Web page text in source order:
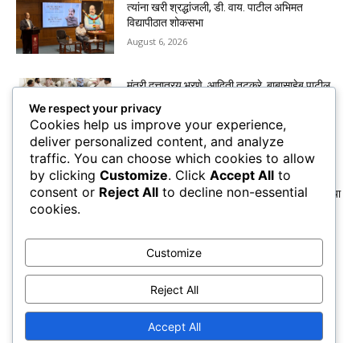
त्यांना खरी श्रद्धांजली, डी. वाय. पाटील अभिमत
विद्यापीठात शोकसभा
August 6, 2026
मंत्री दत्तात्रय भरणे, आदिती तटकरे, बाबासाहेब पाटील,
सांत्वनपर भेट
August 6, 2026
कुणबी प्रमाणपत्रांवरून मनोज जरांगे पाटील यांचा
सरकारवर हल्लाबोल; मराठा समाजाचा छळ होत असल्याचा
महापौरांच्या बंगल्यावर सहा महिन्यांत तब्बल ७ कोटींचा
खर्च? नव्या २.८९ कोटींच्या टेंडरमुळे वाद
August 6, 2026
We respect your privacy
Cookies help us improve your experience,
deliver personalized content, and analyze
traffic. You can choose which cookies to allow
by clicking Customize. Click Accept All to
consent or Reject All to decline non-essential
cookies.
Customize
Reject All
Accept All